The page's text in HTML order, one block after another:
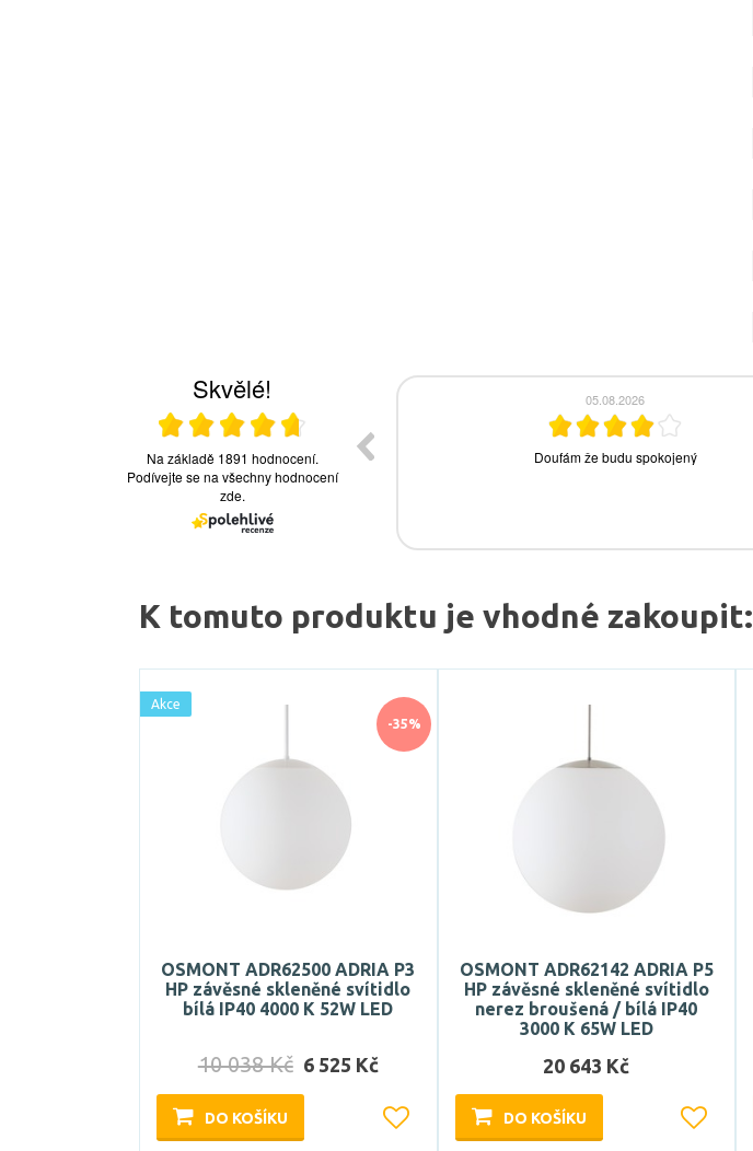
K tomuto produktu je vhodné zakoupit:
-35%
Akce
OSMONT ADR62500 ADRIA P3
HP závěsné skleněné svítidlo
bílá IP40 4000 K 52W LED
10 038 Kč 6 525 Kč
DO KOŠÍKU
OSMONT ADR62142 ADRIA P5
HP závěsné skleněné svítidlo
nerez broušená / bílá IP40
3000 K 65W LED
20 643 Kč
DO KOŠÍKU